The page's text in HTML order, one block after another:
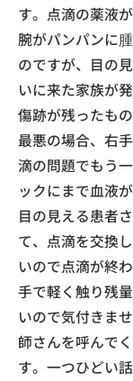
す。点滴の薬液
腕がパンパンに
のですが、目の
いに来た家族が
傷跡が残ったも
最悪の場合、右
滴の問題でもう
ックにまで血液
目の見える患者
て、点滴を交換
いので点滴が終
手で軽く触り残
いので気付きま
師さんを呼んで
す。一つひどい